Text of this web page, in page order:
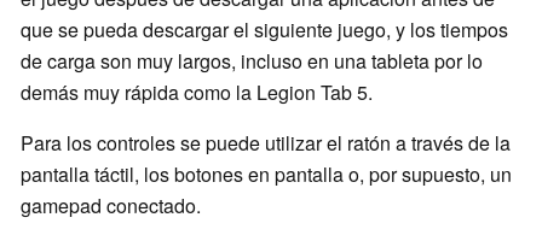
que se pueda descargar el siguiente juego, y los tiempos
de carga son muy largos, incluso en una tableta por lo
demás muy rápida como la Legion Tab 5.
Para los controles se puede utilizar el ratón a través de la
pantalla táctil, los botones en pantalla o, por supuesto, un
gamepad conectado.